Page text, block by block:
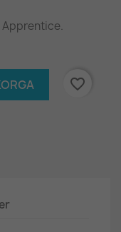
Apprentice.
favorite_border